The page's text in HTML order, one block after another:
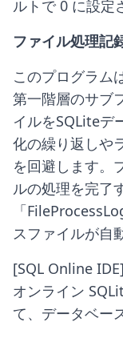
ルトで 0 に設定
ファイル処理記
このプログラム
第一階層のサブ
イルをSQLiteデ
化の繰り返しや
を回避します。
ルの処理を完了
「
スファイルが自
[SQL Online
オンライン
て、データベー